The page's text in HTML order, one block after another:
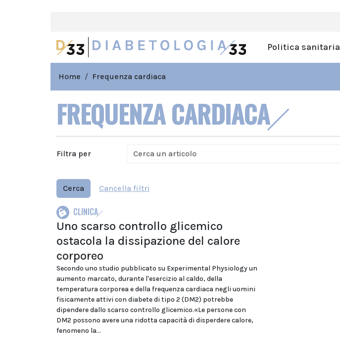
Politica sanitaria
Home Frequenza cardiaca
FREQUENZA CARDIACA
Filtra per
Cerca Cancella filtri
CLINICA
Uno scarso controllo glicemico
ostacola la dissipazione del calore
corporeo
Secondo uno studio pubblicato su Experimental Physiology un
aumento marcato, durante l'esercizio al caldo, della
temperatura corporea e della frequenza cardiaca negli uomini
fisicamente attivi con diabete di tipo 2 (DM2) potrebbe
dipendere dallo scarso controllo glicemico.«Le persone con
DM2 possono avere una ridotta capacità di disperdere calore,
fenomeno la...